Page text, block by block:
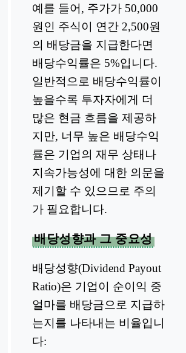
예를 들어, 주가가 50,000
원인 주식이 연간 2,500원
의 배당금을 지급한다면
배당수익률은 5%입니다.
일반적으로 배당수익률이
높을수록 투자자에게 더
많은 현금 흐름을 제공하
지만, 너무 높은 배당수익
률은 기업의 재무 상태나
지속가능성에 대한 의문을
제기할 수 있으므로 주의
가 필요합니다.
배당성향과 그 중요성
배당성향(Dividend Payout
Ratio)은 기업이 순이익 중
얼마를 배당금으로 지급하
는지를 나타내는 비율입니
다: